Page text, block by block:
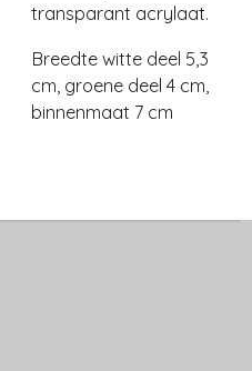
transparant acrylaat.
Breedte witte deel 5,3
cm, groene deel 4 cm,
binnenmaat 7 cm